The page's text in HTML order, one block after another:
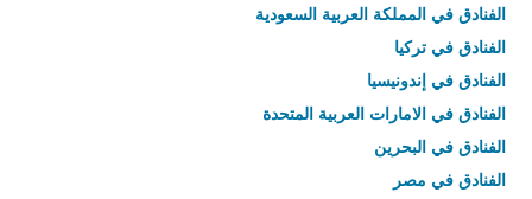
الفنادق في المملكة العربية السعودية
الفنادق في تركيا
الفنادق في إندونيسيا
الفنادق في الامارات العربية المتحدة
الفنادق في البحرين
الفنادق في مصر